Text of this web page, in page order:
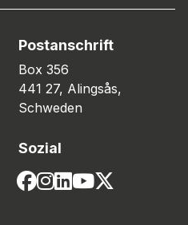
Postanschrift
Box 356
441 27, Alingsås,
Schweden
Sozial